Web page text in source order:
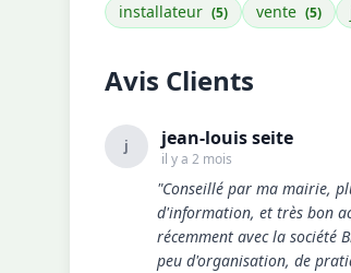
installateur (5) vente (5)
Avis Clients
j jean-louis seite
il y a 2 mois
"Conseillé par ma mairie,
d'information, et très bon
récemment avec la société
peu d'organisation, de